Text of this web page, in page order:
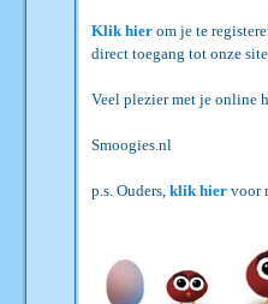
Klik hier om je te
direct toegang tot onze
Veel plezier met je online
Smoogies.nl
p.s. Ouders, klik hier voor